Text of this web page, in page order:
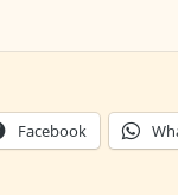
Facebook